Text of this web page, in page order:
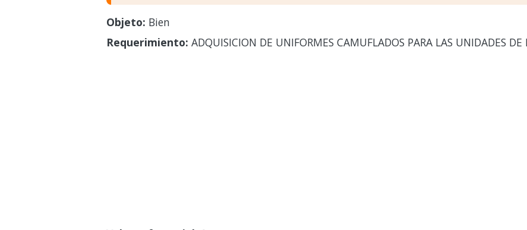
Objeto: Bien
Requerimiento: ADQUISICION DE UNIFORMES CAMUFLADOS PARA LAS UNIDADES DE